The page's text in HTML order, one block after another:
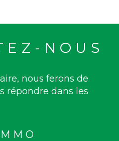
NOUS
nous ferons de
répondre dans les